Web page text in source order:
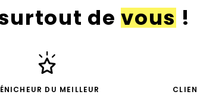
devous !
DU MEILLEUR